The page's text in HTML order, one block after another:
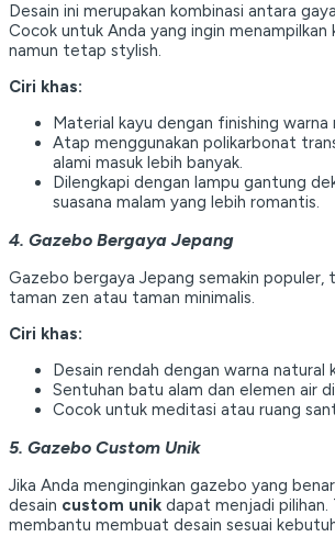
Desain ini merupakan kombinasi antara
Cocok untuk Anda yang ingin menampilkan
namun tetap stylish.
Ciri khas:
Material kayu dengan finishing warna
Atap menggunakan polikarbonat
alami masuk lebih banyak.
Dilengkapi dengan lampu gantung
suasana malam yang lebih romantis.
4. Gazebo Bergaya Jepang
Gazebo bergaya Jepang semakin populer,
taman zen atau taman minimalis.
Ciri khas:
Desain rendah dengan warna natural
Sentuhan batu alam dan elemen air
Cocok untuk meditasi atau ruang
5. Gazebo Custom Unik
Jika Anda menginginkan gazebo yang
desain custom unik dapat menjadi pilihan.
membantu membuat desain sesuai